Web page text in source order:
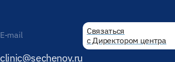
E-mail
clinic@sechenov.ru
Связаться
с Директором центра